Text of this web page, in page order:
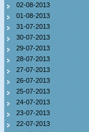
02-08-2013
01-08-2013
31-07-2013
30-07-2013
29-07-2013
28-07-2013
27-07-2013
26-07-2013
25-07-2013
24-07-2013
23-07-2013
22-07-2013